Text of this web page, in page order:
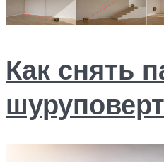
Как снять